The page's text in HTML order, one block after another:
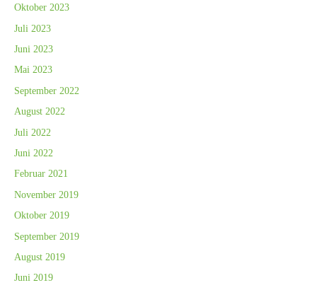
Oktober 2023
Juli 2023
Juni 2023
Mai 2023
September 2022
August 2022
Juli 2022
Juni 2022
Februar 2021
November 2019
Oktober 2019
September 2019
August 2019
Juni 2019